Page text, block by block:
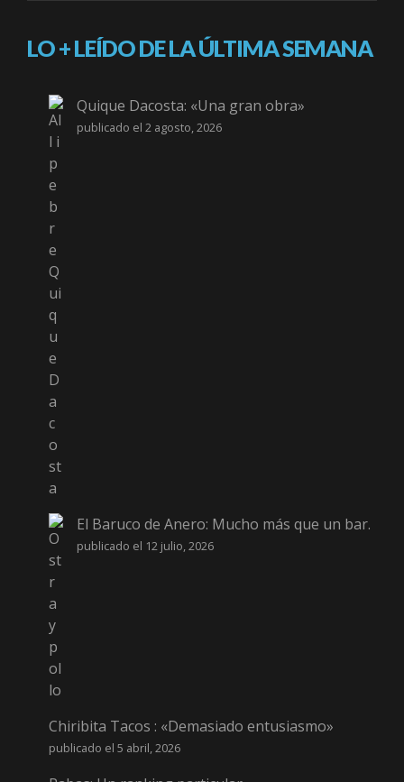
LO + LEÍDO DE LA ÚLTIMA SEMANA
Quique Dacosta: «Una gran obra»
publicado el 2 agosto, 2026
El Baruco de Anero: Mucho más que un bar.
publicado el 12 julio, 2026
Chiribita Tacos : «Demasiado entusiasmo»
publicado el 5 abril, 2026